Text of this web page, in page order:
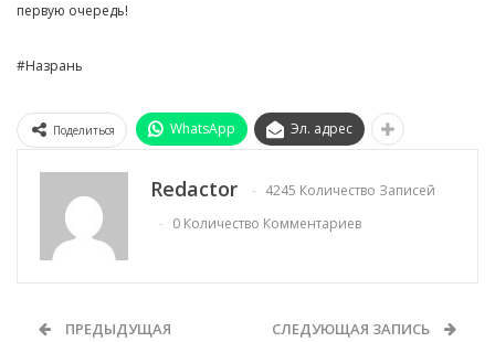
первую очередь!
#Назрань
Поделиться WhatsApp Эл. адрес
Redactor
4245 Количество Записей
0 Количество Комментариев
ПРЕДЫДУЩАЯ
СЛЕДУЮЩАЯ ЗАПИСЬ